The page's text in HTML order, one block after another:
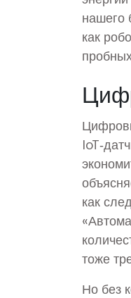
нашего
как
как
тоже
Но без